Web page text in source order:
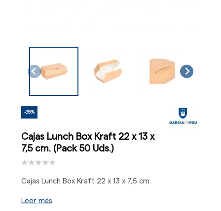
-35%
Cajas Lunch Box Kraft 22 x 13 x
7,5 cm. (Pack 50 Uds.)
Cajas Lunch Box Kraft 22 x 13 x 7,5 cm.
Leer más